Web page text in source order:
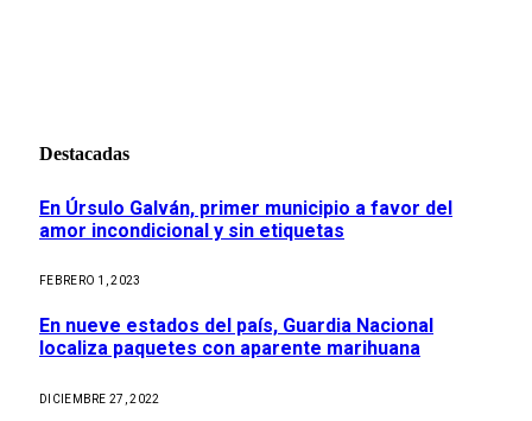
Destacadas
En Úrsulo Galván, primer municipio a favor del
amor incondicional y sin etiquetas
FEBRERO 1, 2023
En nueve estados del país, Guardia Nacional
localiza paquetes con aparente marihuana
DICIEMBRE 27, 2022